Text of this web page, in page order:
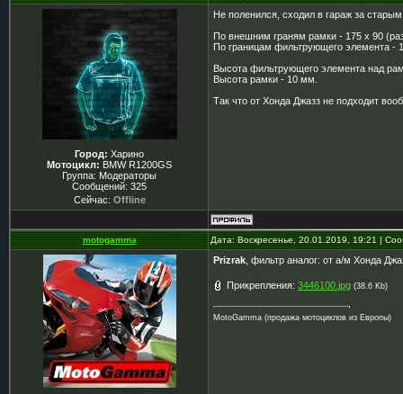
Город: Харино
Мотоцикл: BMW R1200GS
Группа: Модераторы
Сообщений: 325
Сейчас: Offline
Не поленился, сходил в гараж за
По внешним граням рамки - 175 х 90
По границам фильтрующего элемента -
Высота фильтрующего элемента над
Высота рамки - 10 мм.
Так что от Хонда Джазз не подходит
motogamma Дата: Воскресенье, 20.01.2019, 19:21 |
Prizrak , фильтр аналог: от а/м Хонда
Прикрепления: 3446100.jpg (38.6 Kb)
MotoGamma (продажа мотоциклов из Европы)